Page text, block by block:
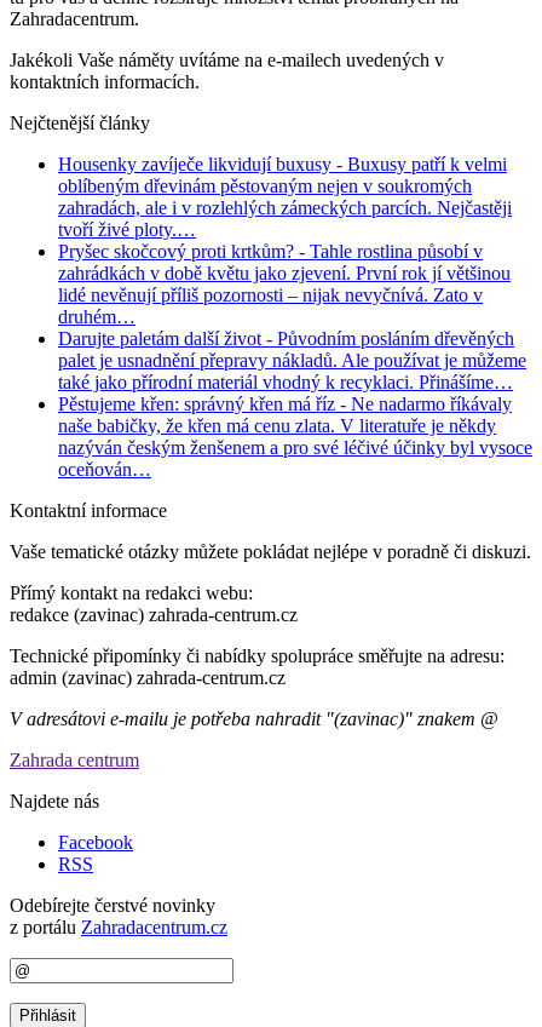
Zahradacentrum.
Jakékoli Vaše náměty uvítáme na e-mailech uvedených v
kontaktních informacích.
Nejčtenější články
Housenky zavíječe likvidují buxusy - Buxusy patří k velmi
oblíbeným dřevinám pěstovaným nejen v soukromých
zahradách, ale i v rozlehlých zámeckých parcích. Nejčastěji
tvoří živé ploty.…
Pryšec skočcový proti krtkům? - Tahle rostlina působí v
zahrádkách v době květu jako zjevení. První rok jí většinou
lidé nevěnují příliš pozornosti – nijak nevyčnívá. Zato v
druhém…
Darujte paletám další život - Původním posláním dřevěných
palet je usnadnění přepravy nákladů. Ale používat je můžeme
také jako přírodní materiál vhodný k recyklaci. Přinášíme…
Pěstujeme křen: správný křen má říz - Ne nadarmo říkávaly
naše babičky, že křen má cenu zlata. V literatuře je někdy
nazýván českým ženšenem a pro své léčivé účinky byl vysoce
oceňován…
Kontaktní informace
Vaše tematické otázky můžete pokládat nejlépe v poradně či diskuzi.
Přímý kontakt na redakci webu:
redakce (zavinac) zahrada-centrum.cz
Technické připomínky či nabídky spolupráce směřujte na adresu:
admin (zavinac) zahrada-centrum.cz
V adresátovi e-mailu je potřeba nahradit "(zavinac)" znakem @
Zahrada centrum
Najdete nás
Facebook
RSS
Odebírejte čerstvé novinky
z portálu Zahradacentrum.cz